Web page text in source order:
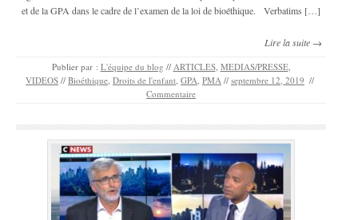
et de la GPA dans le cadre de l’examen de la loi de bioéthique. Verbatims […]
Lire la suite →
Publier par : L'équipe du blog // ARTICLES, MEDIAS/PRESSE,
VIDEOS // Bioéthique Droits de l'enfant GPA PMA // septembre 12, 2019 //
Commentaire